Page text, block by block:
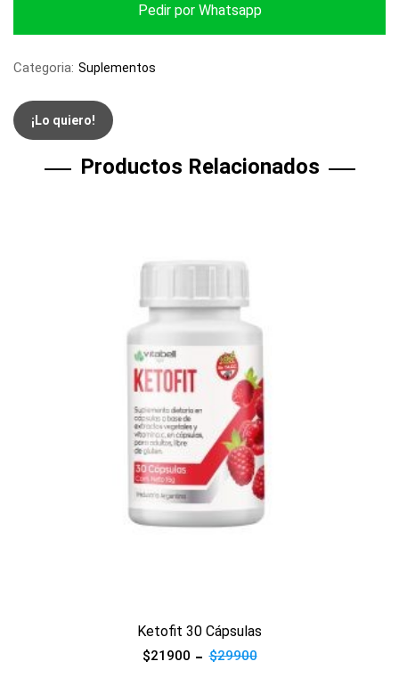
Pedir por Whatsapp
Categoria: Suplementos
¡Lo quiero!
Productos Relacionados
Ketofit 30 Cápsulas
$21900 $29900